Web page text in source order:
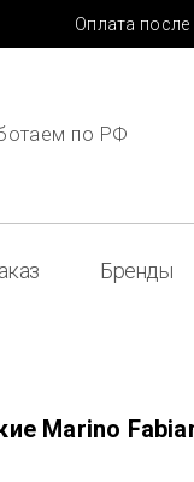
Оплата после
по РФ
Бренды
Marino